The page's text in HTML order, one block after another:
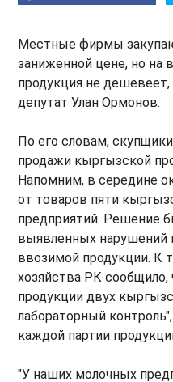
Местные фирмы
заниженной цене, но на
продукция не дешевеет,
депутат Улан Ормонов.
По его словам,
продажи кыргызской
Напомним, в середине
от товаров пяти
предприятий. Решение
выявленных нарушений
ввозимой продукции. К
хозяйства РК
продукции двух
лабораторный
каждой партии
"У наших молочных